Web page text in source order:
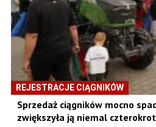
REJESTRACJE CIĄGNIKÓW
Sprzedaż ciągników mocno
zwiększyła ją niemal